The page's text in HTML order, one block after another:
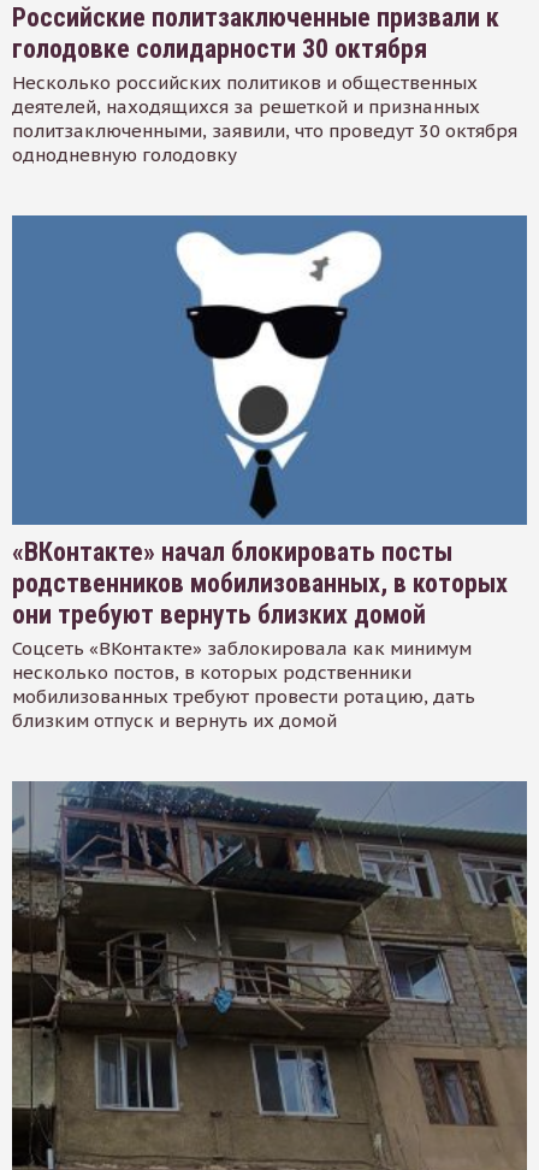
Российские политзаключенные призвали к
голодовке солидарности 30 октября
Несколько российских политиков и общественных
деятелей, находящихся за решеткой и признанных
политзаключенными, заявили, что проведут 30 октября
однодневную голодовку
«ВКонтакте» начал блокировать посты
родственников мобилизованных, в которых
они требуют вернуть близких домой
Соцсеть «ВКонтакте» заблокировала как минимум
несколько постов, в которых родственники
мобилизованных требуют провести ротацию, дать
близким отпуск и вернуть их домой